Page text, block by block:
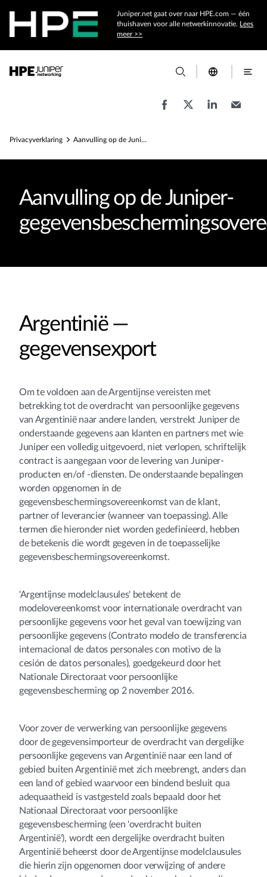
Juniper.net gaat over naar HPE.com — één
thuishaven voor alle netwerkinnovatie. Lees
meer >>
Privacyverklaring Aanvulling op de Juniper-gegevensbeschermingsovereenkomst
Aanvulling op de Juniper-
Argentinië —
gegevensexport
Om te voldoen aan de Argentijnse vereisten met
betrekking tot de overdracht van persoonlijke gegevens
van Argentinië naar andere landen, verstrekt Juniper de
onderstaande gegevens aan klanten en partners met wie
Juniper een volledig uitgevoerd, niet verlopen, schriftelijk
contract is aangegaan voor de levering van Juniper-
producten en/of -diensten. De onderstaande bepalingen
worden opgenomen in de
gegevensbeschermingsovereenkomst van de klant,
partner of leverancier (wanneer van toepassing). Alle
termen die hieronder niet worden gedefinieerd, hebben
de betekenis die wordt gegeven in de toepasselijke
gegevensbeschermingsovereenkomst.
'Argentijnse modelclausules' betekent de
modelovereenkomst voor internationale overdracht van
persoonlijke gegevens voor het geval van toewijzing van
persoonlijke gegevens (Contrato modelo de transferencia
internacional de datos personales con motivo de la
cesión de datos personales), goedgekeurd door het
Nationale Directoraat voor persoonlijke
gegevensbescherming op 2 november 2016.
Voor zover de verwerking van persoonlijke gegevens
door de gegevensimporteur de overdracht van dergelijke
persoonlijke gegevens van Argentinië naar een land of
gebied buiten Argentinië met zich meebrengt, anders dan
een land of gebied waarvoor een bindend besluit qua
adequaatheid is vastgesteld zoals bepaald door het
Nationaal Directoraat voor persoonlijke
gegevensbescherming (een 'overdracht buiten
Argentinië'), wordt een dergelijke overdracht buiten
Argentinië beheerst door de Argentijnse modelclausules
die hierin zijn opgenomen door verwijzing of andere